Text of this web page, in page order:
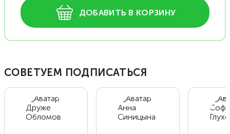
ДОБАВИТЬ В КОРЗИНУ
СОВЕТУЕМ ПОДПИСАТЬСЯ